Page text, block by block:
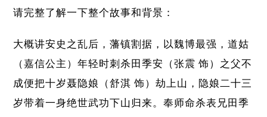
请完整了解一下整个故事和背景：
大概讲安史之乱后，藩镇割据，以魏博最强，道姑
（嘉信公主）年轻时刺杀田季安（张震 饰）之父不
成便把十岁聂隐娘（舒淇 饰）劫上山，隐娘二十三
岁带着一身绝世武功下山归来。奉师命杀表兄田季